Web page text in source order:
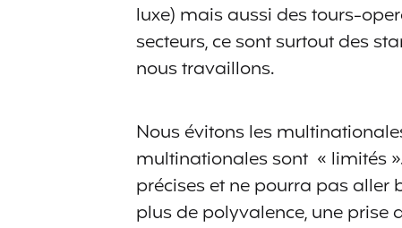
luxe) mais aussi des tours-
secteurs, ce sont surtout des
nous travaillons.
Nous évitons les
multinationales sont « limités
précises et ne pourra pas aller
plus de polyvalence, une